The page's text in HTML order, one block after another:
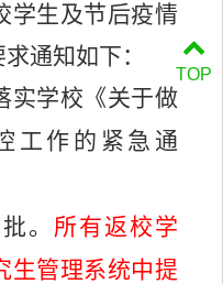
学生及节后疫情
通知如下：
实学校《关于做
工作的紧急通
。 所有返校学
生管理系统中提
TOP